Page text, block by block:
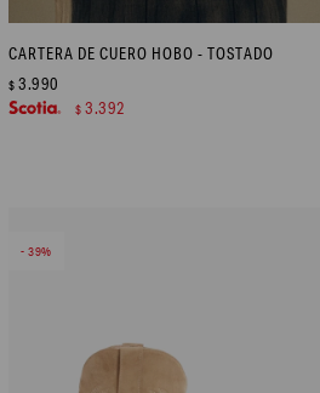
CARTERA DE CUERO HOBO - TOSTADO
$ 3.990
$ 3.392
39